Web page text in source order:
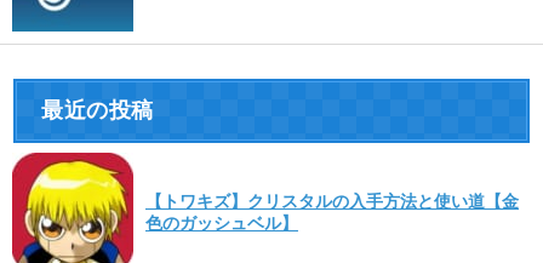
最近の投稿
【トワキズ】クリスタルの入手方法と使い道【金
色のガッシュベル】